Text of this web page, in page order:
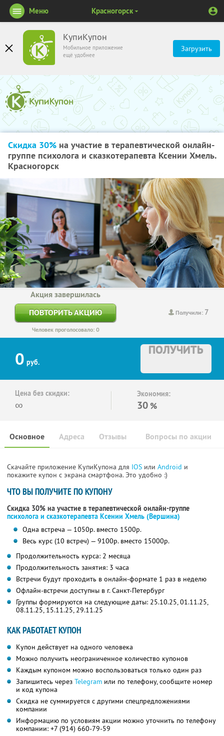
КупиКупон
Мобильное приложение
ещё удобнее
Загрузить
Меню Красногорск
Скидка 30% на участие в терапевтической онлайн-
группе психолога и сказкотерапевта Ксении Хмель.
Красногорск
Получили: 7
Акция завершилась
ПОВТОРИТЬ АКЦИЮ
Человек проголосовало: 0
0 руб.
ПОЛУЧИТЬ
Цена без скидки:
∞
Экономия:
30 %
Основное Отзывы Вопросы по акции
Адреса
Скачайте приложение КупиКупона для IOS или Android и
покажите купон с экрана смартфона. Это удобно :)
ЧТО ВЫ ПОЛУЧИТЕ ПО КУПОНУ
Скидка 30% на участие в терапевтической онлайн-группе
психолога и сказкотерапевта Ксении Хмель (Вершина)
Одна встреча — 1050р. вместо 1500р.
Весь курс (10 встреч) — 9100р. вместо 15000р.
Продолжительность курса: 2 месяца
Продолжительность занятия: 3 часа
Встречи будут проходить в онлайн-формате 1 раз в неделю
Офлайн-встречи доступны в г. Санкт-Петербург
Группы формируются на следующие даты: 25.10.25, 01.11.25,
08.11.25, 15.11.25, 29.11.25
КАК РАБОТАЕТ КУПОН
Купон действует на одного человека
Можно получить неограниченное количество купонов
Каждым купоном можно воспользоваться только один раз
Запишитесь через Telegram или по телефону, сообщите номер
и код купона
Скидка не суммируется с другими спецпредложениями
компании
Информацию по условиям акции можно уточнить по телефону
компании: +7 (914) 660-79-59